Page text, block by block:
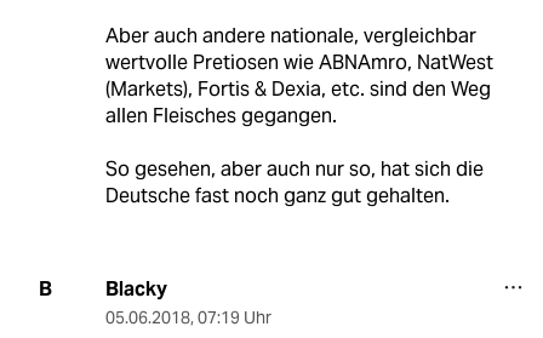
Aber auch andere nationale, vergleichbar
wertvolle Pretiosen wie ABNAmro, NatWest
(Markets), Fortis & Dexia, etc. sind den Weg
allen Fleisches gegangen.
So gesehen, aber auch nur so, hat sich die
Deutsche fast noch ganz gut gehalten.
B Blacky
05.06.2018, 07:19 Uhr